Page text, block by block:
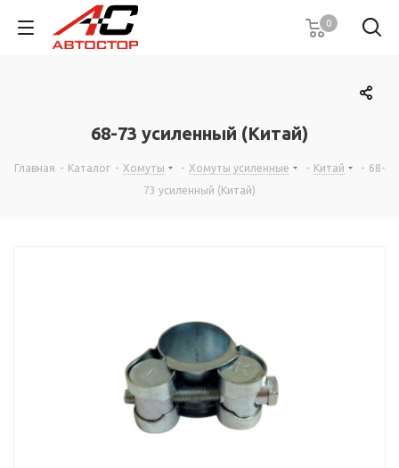
0
68-73 усиленный (Китай)
Главная - Каталог - Хомуты - Хомуты усиленные - Китай - 68-
73 усиленный (Китай)